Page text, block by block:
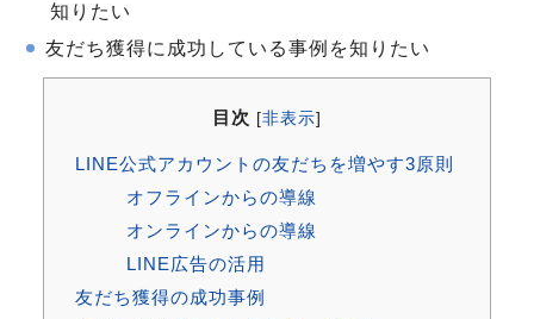
知りたい
友だち獲得に成功している事例を知りたい
目次 [非表示]
LINE公式アカウントの友だちを増やす3原則
オフラインからの導線
オンラインからの導線
LINE広告の活用
友だち獲得の成功事例